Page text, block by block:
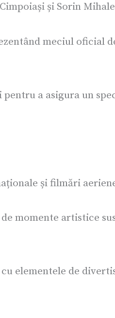
și Sorin
meciul oficial
a asigura un
și filmări
momente artistice
elementele de